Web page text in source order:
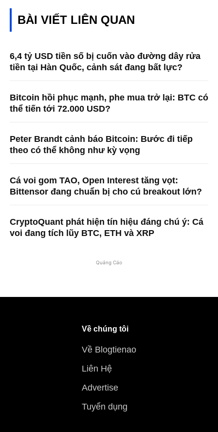
BÀI VIẾT LIÊN QUAN
6,4 tỷ USD tiền số bị cuốn vào đường dây rửa
tiền tại Hàn Quốc, cảnh sát đang bất lực?
Bitcoin hồi phục mạnh, phe mua trở lại: BTC có
thể tiến tới 72.000 USD?
Peter Brandt cảnh báo Bitcoin: Bước đi tiếp
theo có thể không như kỳ vọng
Cá voi gom TAO, Open Interest tăng vọt:
Bittensor đang chuẩn bị cho cú breakout lớn?
CryptoQuant phát hiện tín hiệu đáng chú ý: Cá
voi đang tích lũy BTC, ETH và XRP
Quảng Cáo
Về chúng tôi
Về Blogtienao
Liên Hệ
Advertise
Tuyển dụng